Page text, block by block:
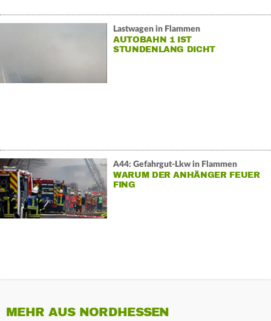
Lastwagen in Flammen
AUTOBAHN 1 IST
STUNDENLANG DICHT
A44: Gefahrgut-Lkw in Flammen
WARUM DER ANHÄNGER FEUER
FING
MEHR AUS NORDHESSEN